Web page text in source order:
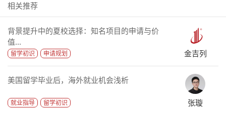
相关推荐
背景提升中的夏校选择：知名项目的申请与价
值...
留学初识 申请规划 金吉列
美国留学毕业后，海外就业机会浅析
就业指导 留学初识 张璇